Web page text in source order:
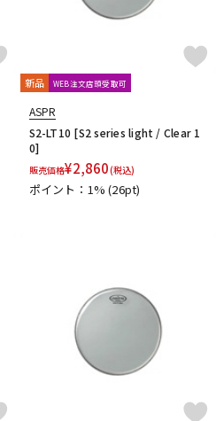
新品 WEB注文店頭受取可
ASPR
S2-LT10 [S2 series light / Clear 1
0]
販売価格¥2,860(税込)
ポイント：1%(26pt)